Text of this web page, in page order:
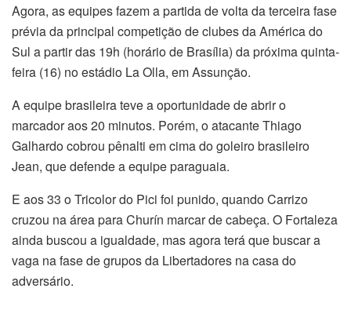
Agora, as equipes fazem a partida de volta da terceira fase
prévia da principal competição de clubes da América do
Sul a partir das 19h (horário de Brasília) da próxima quinta-
feira (16) no estádio La Olla, em Assunção.
A equipe brasileira teve a oportunidade de abrir o
marcador aos 20 minutos. Porém, o atacante Thiago
Galhardo cobrou pênalti em cima do goleiro brasileiro
Jean, que defende a equipe paraguaia.
E aos 33 o Tricolor do Pici foi punido, quando Carrizo
cruzou na área para Churín marcar de cabeça. O Fortaleza
ainda buscou a igualdade, mas agora terá que buscar a
vaga na fase de grupos da Libertadores na casa do
adversário.